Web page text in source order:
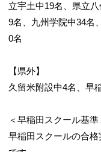
立宇土中19名、県立
9名、九州学院中34名
0名
【県外】
久留米附設中4名、早
＜早稲田スクール基準
早稲田スクールの合